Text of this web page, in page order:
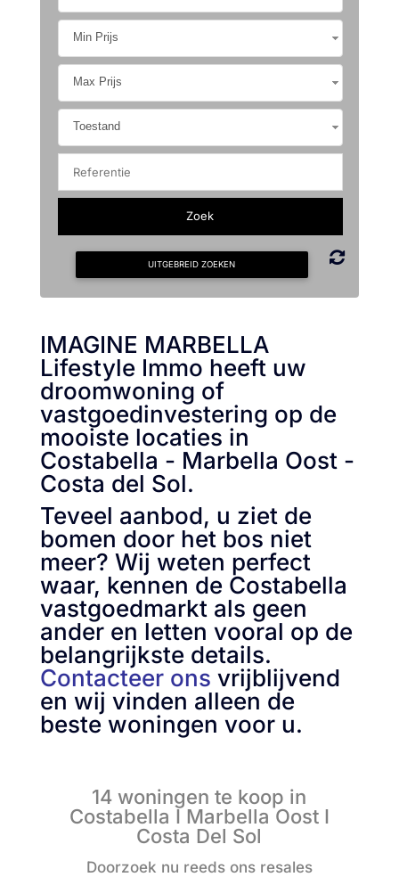
Min Prijs
Max Prijs
Toestand
UITGEBREID ZOEKEN
IMAGINE MARBELLA
Lifestyle Immo heeft uw
droomwoning of
vastgoedinvestering op de
mooiste locaties in
Costabella - Marbella Oost -
Costa del Sol.
Teveel aanbod, u ziet de
bomen door het bos niet
meer? Wij weten perfect
waar, kennen de Costabella
vastgoedmarkt als geen
ander en letten vooral op de
belangrijkste details.
Contacteer ons vrijblijvend
en wij vinden alleen de
beste woningen voor u.
14 woningen te koop in
Costabella I Marbella Oost I
Costa Del Sol
Doorzoek nu reeds ons resales